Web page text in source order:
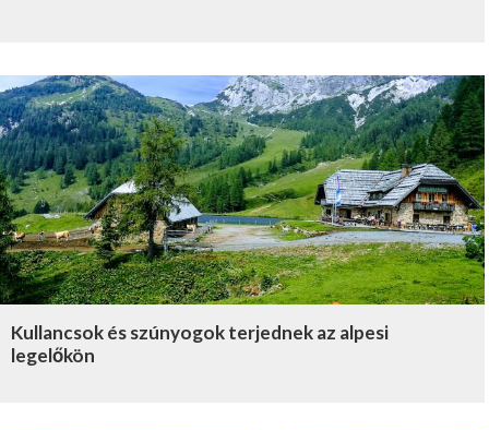
Kullancsok és szúnyogok terjednek az alpesi
legelőkön